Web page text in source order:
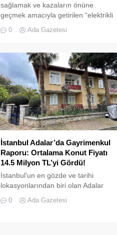
sağlamak ve kazaların önüne
geçmek amacıyla getirilen “elektrikli
bisiklet kiralama yasağı” adeta hiçe
sayılıyor. Kameralara yansıyan son
denetimlerin yetersiz kaldığını bir
kez daha gözler önüne serdi.
Adalar’da UKOME (Ulaşım
Koordinasyon Merkezi) kararları
doğrultusunda ticari amaçlı elektrikli
bisiklet ve scooter kiralama
faaliyetleri yasaklanmış durumda....
0 Ada Gazetesi
İstanbul Adalar’da Gayrimenkul
Raporu: Ortalama Konut Fiyatı
14.5 Milyon TL’yi Gördü!
İstanbul'un en gözde ve tarihi
lokasyonlarından biri olan Adalar
piyasasındaki hareketlilik dikkat
0 Ada Gazetesi